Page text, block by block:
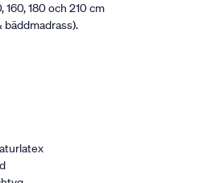
160, 180 och 210 cm
bäddmadrass).